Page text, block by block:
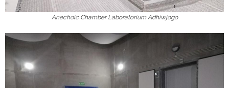
Anechoic Chamber Laboratorium Adhiwjogo